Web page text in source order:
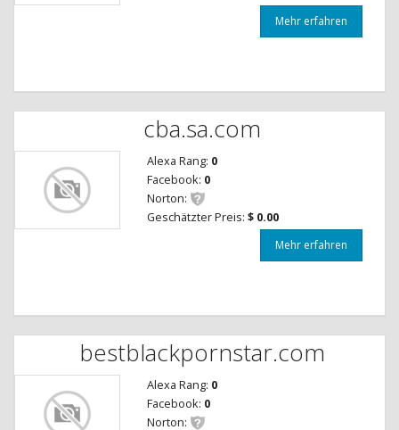
Mehr erfahren
cba.sa.com
Alexa Rang: 0
Facebook: 0
Norton:
Geschätzter Preis: $ 0.00
Mehr erfahren
bestblackpornstar.com
Alexa Rang: 0
Facebook: 0
Norton: